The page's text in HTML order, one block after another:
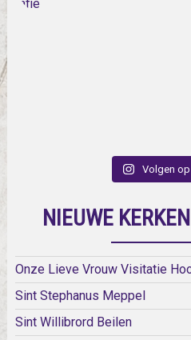
Volgen
NIEUWE
Onze Lieve Vrouw Visitatie
Sint Stephanus Meppel
Sint Willibrord Beilen